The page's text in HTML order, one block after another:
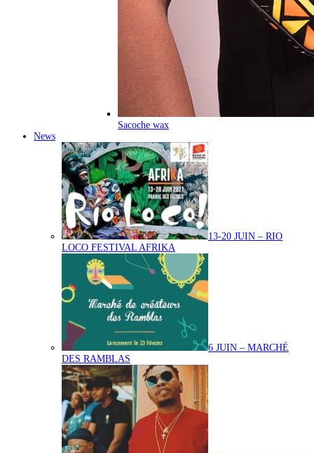
Sacoche wax
News
13-20 JUIN – RIO
LOCO FESTIVAL AFRIKA
6 JUIN – MARCHÉ
DES RAMBLAS